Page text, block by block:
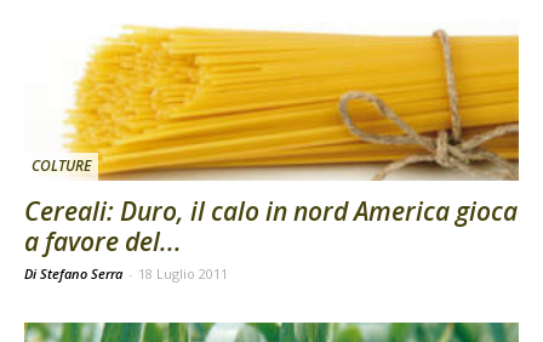
COLTURE
Cereali: Duro, il calo in nord America gioca
a favore del...
Di Stefano Serra - 18 Luglio 2011